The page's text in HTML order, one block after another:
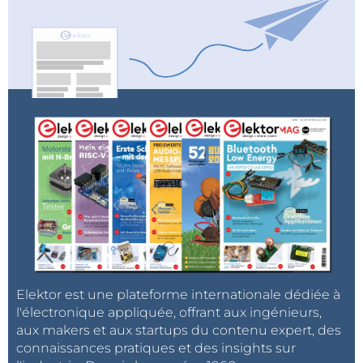
Elektor est une plateforme internationale dédiée à
l'électronique appliquée, offrant aux ingénieurs,
aux makers et aux startups du contenu expert, des
connaissances pratiques et des insights sur